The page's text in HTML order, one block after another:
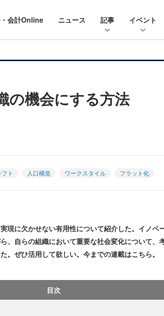
会計Online ニュース 記事 イベント
の機会にする方法
ト 人口構造 ワークスタイル フラット化
現に欠かせない有用性について紹介した。イノベ
、自らの組織において重要な社会変化について、
ぜひ活用して欲しい。今までの連載はこちら。
目次